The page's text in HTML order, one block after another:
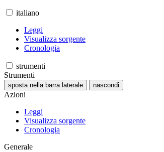
italiano
Leggi
Visualizza sorgente
Cronologia
strumenti
Strumenti
sposta nella barra laterale nascondi
Azioni
Leggi
Visualizza sorgente
Cronologia
Generale